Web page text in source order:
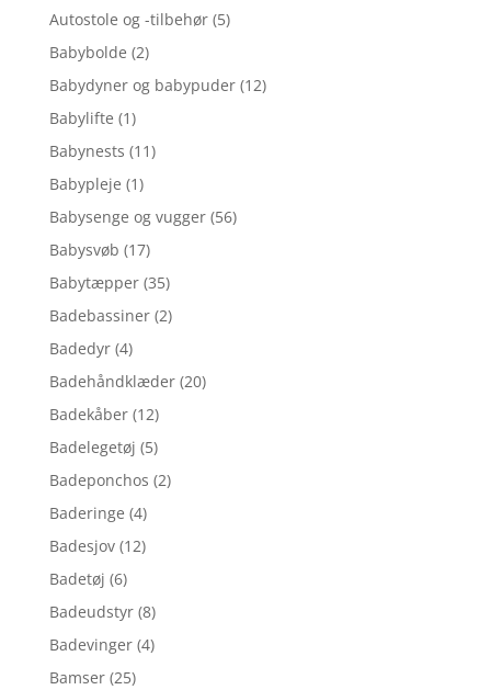
Autostole og -tilbehør (5)
Babybolde (2)
Babydyner og babypuder (12)
Babylifte (1)
Babynests (11)
Babypleje (1)
Babysenge og vugger (56)
Babysvøb (17)
Babytæpper (35)
Badebassiner (2)
Badedyr (4)
Badehåndklæder (20)
Badekåber (12)
Badelegetøj (5)
Badeponchos (2)
Baderinge (4)
Badesjov (12)
Badetøj (6)
Badeudstyr (8)
Badevinger (4)
Bamser (25)